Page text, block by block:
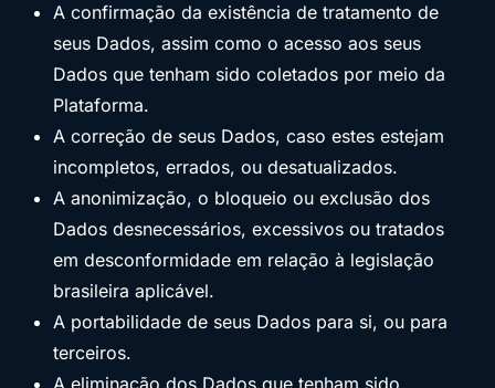
A confirmação da existência de tratamento de
seus Dados, assim como o acesso aos seus
Dados que tenham sido coletados por meio da
Plataforma.
A correção de seus Dados, caso estes estejam
incompletos, errados, ou desatualizados.
A anonimização, o bloqueio ou exclusão dos
Dados desnecessários, excessivos ou tratados
em desconformidade em relação à legislação
brasileira aplicável.
A portabilidade de seus Dados para si, ou para
terceiros.